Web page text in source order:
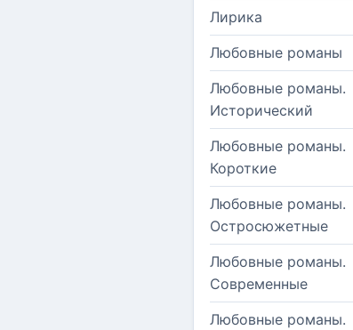
Лирика
Любовные романы
Любовные романы.
Исторический
Любовные романы.
Короткие
Любовные романы.
Остросюжетные
Любовные романы.
Современные
Любовные романы.